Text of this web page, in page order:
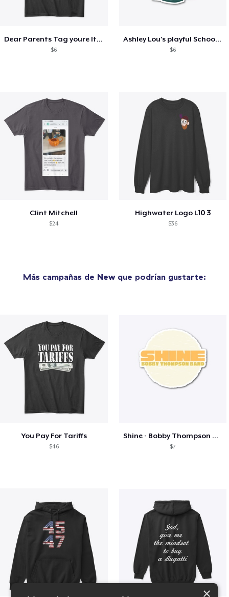
Dear Parents Tag youre It Love Teachers
$6
Ashley Lou's playful School🏠 Collection
$6
Clint Mitchell
$24
Highwater Logo L10 3
$36
Más campañas de Newque podrían gustarte:
You Pay For Tariffs
$46
Shine - Bobby Thompson Band Merch
$7
×